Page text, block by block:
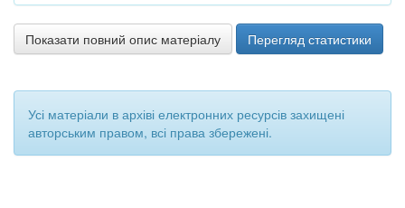
Показати повний опис матеріалу Перегляд статистики
Усі матеріали в архіві електронних ресурсів захищені
авторським правом, всі права збережені.